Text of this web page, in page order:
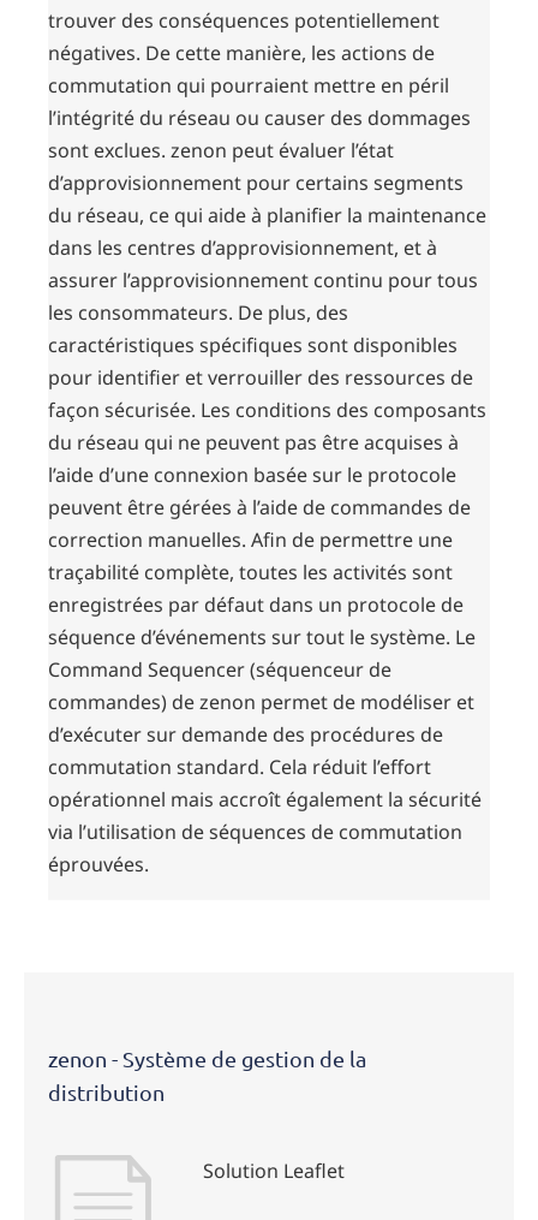
trouver des conséquences potentiellement
négatives. De cette manière, les actions de
commutation qui pourraient mettre en péril
l’intégrité du réseau ou causer des dommages
sont exclues. zenon peut évaluer l’état
d’approvisionnement pour certains segments
du réseau, ce qui aide à planifier la maintenance
dans les centres d’approvisionnement, et à
assurer l’approvisionnement continu pour tous
les consommateurs. De plus, des
caractéristiques spécifiques sont disponibles
pour identifier et verrouiller des ressources de
façon sécurisée. Les conditions des composants
du réseau qui ne peuvent pas être acquises à
l’aide d’une connexion basée sur le protocole
peuvent être gérées à l’aide de commandes de
correction manuelles. Afin de permettre une
traçabilité complète, toutes les activités sont
enregistrées par défaut dans un protocole de
séquence d’événements sur tout le système. Le
Command Sequencer (séquenceur de
commandes) de zenon permet de modéliser et
d’exécuter sur demande des procédures de
commutation standard. Cela réduit l’effort
opérationnel mais accroît également la sécurité
via l’utilisation de séquences de commutation
éprouvées.
zenon - Système de gestion de la
distribution
Solution Leaflet